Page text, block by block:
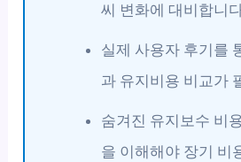
씨 변화에 대비합니
실제 사용자 후기를
과 유지비용 비교가
숨겨진 유지보수 비
을 이해해야 장기 비